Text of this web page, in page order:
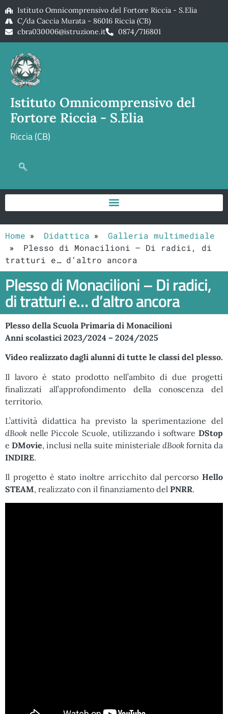
Istituto Omnicomprensivo del Fortore Riccia - S.Elia
C/da Caccia Murata - 86016 Riccia (CB)
cbra030006@istruzione.it
0874/716801
Istituto Omnicomprensivo del
Fortore Riccia - S.Elia
Riccia (CB)
Home Didattica
Galleria multimediale
Plesso di Monacilioni – Di radici, di
tratturi e… d’altro ancora
Plesso di Monacilioni – Di radici,
di tratturi e… d’altro ancora
Plesso della Scuola Primaria di Monacilioni
Anni scolastici 2023/2024 – 2024/2025
Video realizzato dagli alunni di tutte le classi del plesso.
Il lavoro è stato prodotto nell’ambito di due progetti
finalizzati all’approfondimento della conoscenza del
territorio.
L’attività didattica ha previsto la sperimentazione del
dBook nelle Piccole Scuole, utilizzando i software DStop
eDMovie, inclusi nella suite ministeriale dBookfornita da
INDIRE.
Il progetto è stato inoltre arricchito dal percorso Hello
STEAM, realizzato con il finanziamento del PNRR.